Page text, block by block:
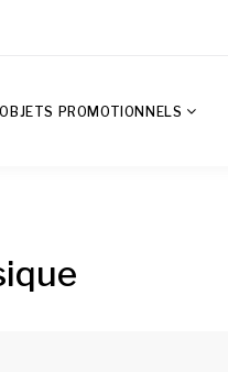
OBJETS PROMOTIONNELS